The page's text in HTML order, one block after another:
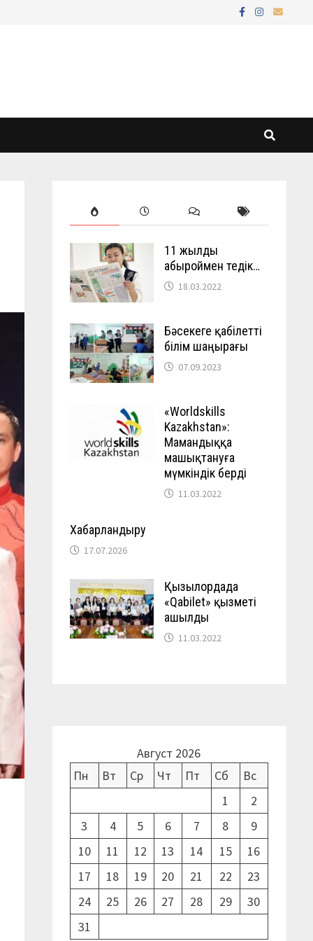
11 жылды
абыроймен өтедік…
18.03.2022
Бәсекеге қабілетті
білім шаңырағы
07.09.2023
«Worldskills
Kazakhstan»:
Мамандыққа
машықтануға
мүмкіндік берді
11.03.2022
Хабарландыру
17.07.2026
Қызылордада
«Qabilet» қызметі
ашылды
11.03.2022
Август 2026
Пн
Вт Ср Чт Пт Сб
Вс
1
2
3
4 5 6 7 8
9
10
11 12 13 14 15
16
17
18 19 20 21 22
23
24
25 26 27 28 29
30
31